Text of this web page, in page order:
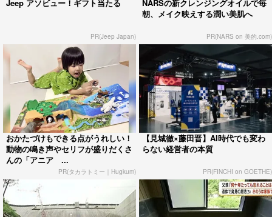
Jeep アソビュー！ギフト当たる
PR(Jeep Japan)
NARSの新クレンジングオイルで毎
朝、メイク映えする潤い美肌へ
PR(NARS on 美的.com)
おかたづけもできる点がうれしい！
動物の鳴き声やセリフが盛りだくさ
んの「アニア ...
PR(タカラトミー｜Hugkum)
【見城徹×藤田晋】AI時代でも変わ
らない経営者の本質
PR(FINCHI on GOETHE)